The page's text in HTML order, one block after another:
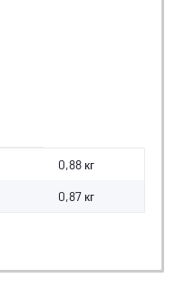
0,88 кг
0,87 кг